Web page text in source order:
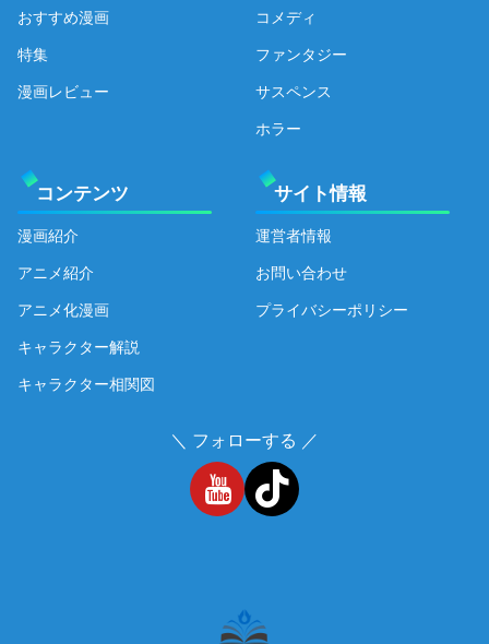
おすすめ漫画
特集
漫画レビュー
コメディ
ファンタジー
サスペンス
ホラー
コンテンツ
漫画紹介
アニメ紹介
アニメ化漫画
キャラクター解説
キャラクター相関図
サイト情報
運営者情報
お問い合わせ
プライバシーポリシー
＼ フォローする ／